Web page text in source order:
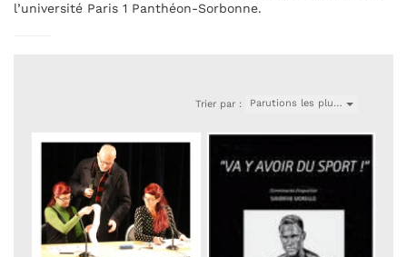
l’université Paris 1 Panthéon-Sorbonne.
Trier par : Parutions les plu…